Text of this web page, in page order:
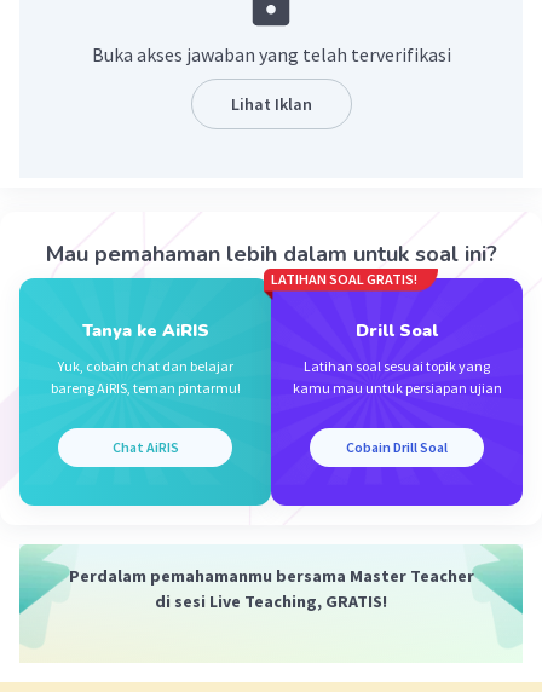
kelompok separatis GAM dan pemerintah
Indonesia, sehingga termasuk dalam kategori
konflik antarkelompok.
0.0(0) Balas
Buka akses jawaban yang telah terverifikasi
Lihat Iklan
Mau pemahaman lebih dalam untuk soal ini?
Tanya ke AiRIS
Yuk, cobain chat dan belajar
bareng AiRIS, teman pintarmu!
Chat AiRIS
LATIHAN SOAL GRATIS!
Drill Soal
Latihan soal sesuai topik yang
kamu mau untuk persiapan ujian
Cobain Drill Soal
Perdalam pemahamanmu bersama Master Teacher
di sesi Live Teaching, GRATIS!